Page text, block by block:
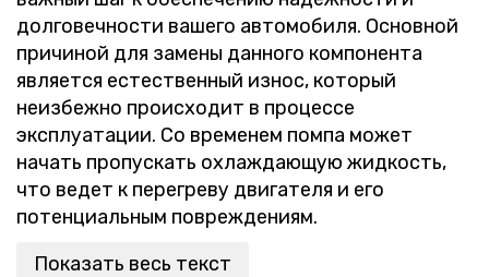
долговечности вашего автомобиля. Основной
причиной для замены данного компонента
является естественный износ, который
неизбежно происходит в процессе
эксплуатации. Со временем помпа может
начать пропускать охлаждающую жидкость,
что ведет к перегреву двигателя и его
потенциальным повреждениям.
Показать весь текст